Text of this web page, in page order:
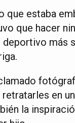
que estaba
que hacer
más
en
la